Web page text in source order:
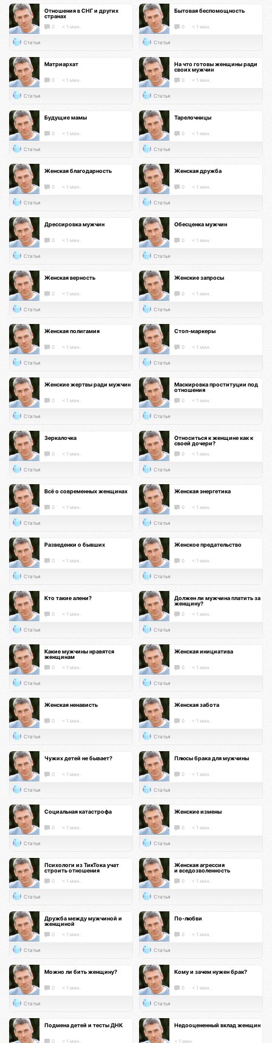
Отношения в СНГ и других
странах
0 < 1 мин.
Статья
Бытовая беспомощность
0 < 1 мин.
Статья
Матриархат
0 < 1 мин.
Статья
На что готовы женщины ради
своих мужчин
0 < 1 мин.
Статья
Будущие мамы
0 < 1 мин.
Статья
Тарелочницы
0 < 1 мин.
Статья
Женская благодарность
0 < 1 мин.
Статья
Женская дружба
0 < 1 мин.
Статья
Дрессировка мужчин
0 < 1 мин.
Статья
Обесценка мужчин
0 < 1 мин.
Статья
Женская верность
0 < 1 мин.
Статья
Женские запросы
0 < 1 мин.
Статья
Женская полигамия
0 < 1 мин.
Статья
Стоп-маркеры
0 < 1 мин.
Статья
Женские жертвы ради мужчин
0 < 1 мин.
Статья
Маскировка проституции под
отношения
0 < 1 мин.
Статья
Зеркалочка
0 < 1 мин.
Статья
Относиться к женщине как к
своей дочери?
0 < 1 мин.
Статья
Всё о современных женщинах
0 < 1 мин.
Статья
Женская энергетика
0 < 1 мин.
Статья
Разведенки о бывших
0 < 1 мин.
Статья
Женское предательство
0 < 1 мин.
Статья
Кто такие алени?
0 < 1 мин.
Статья
Должен ли мужчина платить за
женщину?
0 < 1 мин.
Статья
Какие мужчины нравятся
женщинам
0 < 1 мин.
Статья
Женская инициатива
0 < 1 мин.
Статья
Женская ненависть
0 < 1 мин.
Статья
Женская забота
0 < 1 мин.
Статья
Чужих детей не бывает?
0 < 1 мин.
Статья
Плюсы брака для мужчины
0 < 1 мин.
Статья
Социальная катастрофа
0 < 1 мин.
Статья
Женские измены
0 < 1 мин.
Статья
Психологи из ТикТока учат
строить отношения
0 < 1 мин.
Статья
Женская агрессия
и вседозволенность
0 < 1 мин.
Статья
Дружба между мужчиной и
женщиной
0 < 1 мин.
Статья
По-любви
0 < 1 мин.
Статья
Можно ли бить женщину?
0 < 1 мин.
Статья
Кому и зачем нужен брак?
0 < 1 мин.
Статья
Подмена детей и тесты ДНК
0 < 1 мин.
Недооцененный вклад женщин
< 1 мин.